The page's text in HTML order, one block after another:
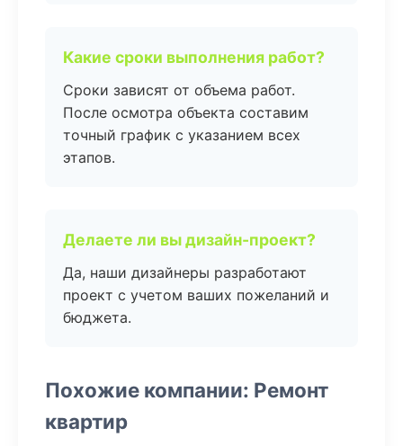
Какие сроки выполнения работ?
Сроки зависят от объема работ.
После осмотра объекта составим
точный график с указанием всех
этапов.
Делаете ли вы дизайн-проект?
Да, наши дизайнеры разработают
проект с учетом ваших пожеланий и
бюджета.
Похожие компании: Ремонт
квартир